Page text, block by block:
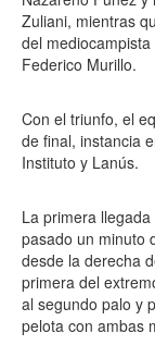
Zuliani, mientras
del mediocampista
Federico Murillo.
Con el triunfo, el
de final, instancia
Instituto y Lanús.
La primera
pasado un minuto
desde la derecha
primera del
al segundo palo y
pelota con ambas